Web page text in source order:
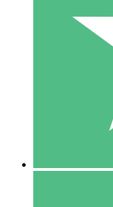
Paga según el uso